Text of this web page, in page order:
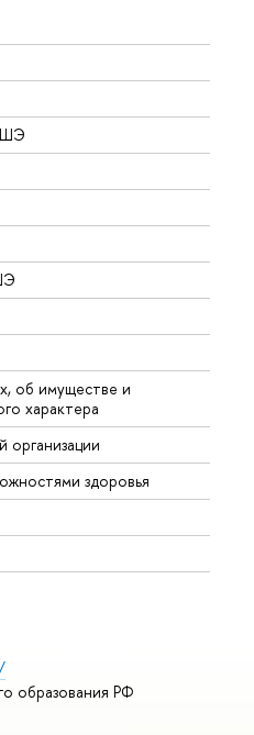
об имуществе и
характера
организации
здоровья
образования РФ